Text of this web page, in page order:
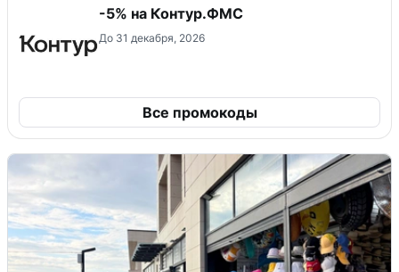
-5% на Контур.ФМС
До 31 декабря, 2026
Все промокоды